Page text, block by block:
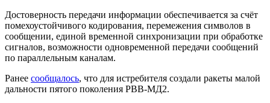
Достоверность передачи информации обеспечивается за счёт
помехоустойчивого кодирования, перемежения символов в
сообщении, единой временной синхронизации при обработке
сигналов, возможности одновременной передачи сообщений
по параллельным каналам.
Ранее сообщалось, что для истребителя создали ракеты малой
дальности пятого поколения РВВ-МД2.